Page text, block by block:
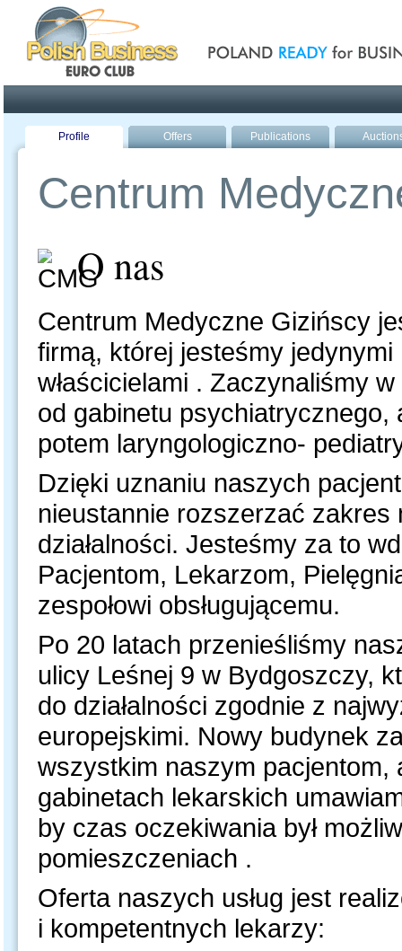
Profile Offers Publications
Centrum
O nas
Centrum Medyczne Gizińscy
firmą, której jesteśmy jedynymi
właścicielami . Zaczynaliśmy
od gabinetu psychiatrycznego,
potem laryngologiczno-
Dzięki uznaniu naszych
nieustannie rozszerzać zakres
działalności. Jesteśmy za to
Pacjentom, Lekarzom,
zespołowi obsługującemu.
Po 20 latach przenieśliśmy
ulicy Leśnej 9 w Bydgoszczy,
do działalności zgodnie z
europejskimi. Nowy budynek
wszystkim naszym pacjentom,
gabinetach lekarskich
by czas oczekiwania był
pomieszczeniach .
Oferta naszych usług jest
i kompetentnych lekarzy: